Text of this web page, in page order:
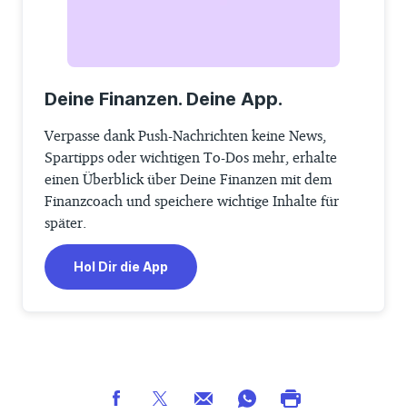
Deine Finanzen. Deine App.
Verpasse dank Push-Nachrichten keine News,
Spartipps oder wichtigen To-Dos mehr, erhalte
einen Überblick über Deine Finanzen mit dem
Finanzcoach und speichere wichtige Inhalte für
später.
Hol Dir die App